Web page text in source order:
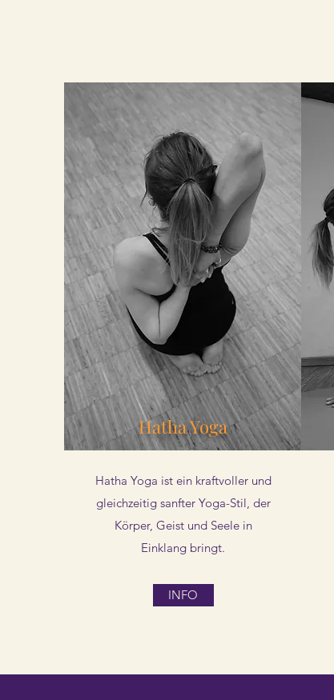
Hatha Yoga
Hatha Yoga ist ein kraftvoller und
gleichzeitig sanfter Yoga-Stil, der
Körper, Geist und Seele in
Einklang bringt.
INFO